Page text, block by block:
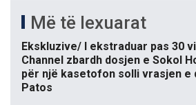
Më të lexuarat
Ekskluzive/ I ekstraduar pas 30
Channel zbardh dosjen e Sokol
për një kasetofon solli vrasjen e
Patos